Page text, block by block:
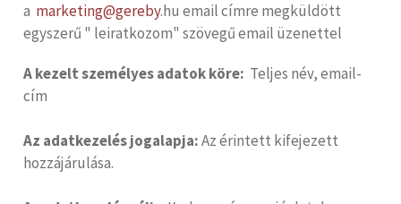
a marketing@gereby.hu email címre megküldött
egyszerű " leiratkozom" szövegű email üzenettel
A kezelt személyes adatok köre: Teljes név, email-
cím
Az adatkezelés jogalapja:Az érintett kifejezett
hozzájárulása.